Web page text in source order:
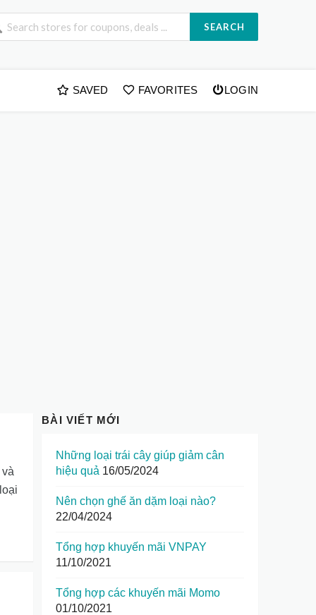
SEARCH
SAVED FAVORITES LOGIN
BÀI VIẾT MỚI
Những loại trái cây giúp giảm cân
hiệu quả 16/05/2024
Nên chọn ghế ăn dặm loại nào?
22/04/2024
Tổng hợp khuyến mãi VNPAY
11/10/2021
Tổng hợp các khuyến mãi Momo
01/10/2021